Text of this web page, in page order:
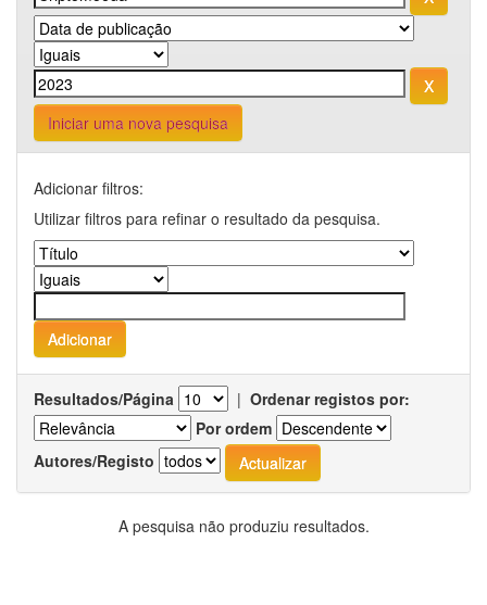
Iniciar uma nova pesquisa
Adicionar filtros:
Utilizar filtros para refinar o resultado da pesquisa.
Resultados/Página | Ordenar registos por:
Por ordem
Autores/Registo
A pesquisa não produziu resultados.